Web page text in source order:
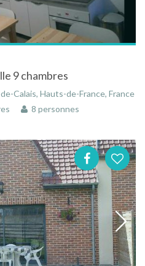
9 chambres
Calais, Hauts-de-France, France
8 personnes